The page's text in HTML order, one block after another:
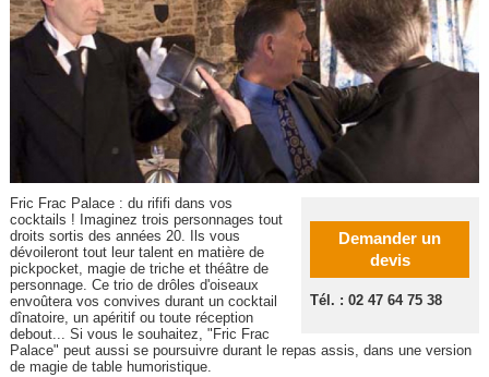
Demander un
devis
Tél. : 02 47 64 75 38
Fric Frac Palace : du rififi dans vos
cocktails ! Imaginez trois personnages tout
droits sortis des années 20. Ils vous
dévoileront tout leur talent en matière de
pickpocket, magie de triche et théâtre de
personnage. Ce trio de drôles d'oiseaux
envoûtera vos convives durant un cocktail
dînatoire, un apéritif ou toute réception
debout... Si vous le souhaitez, "Fric Frac
Palace" peut aussi se poursuivre durant le repas assis, dans une version
de magie de table humoristique.